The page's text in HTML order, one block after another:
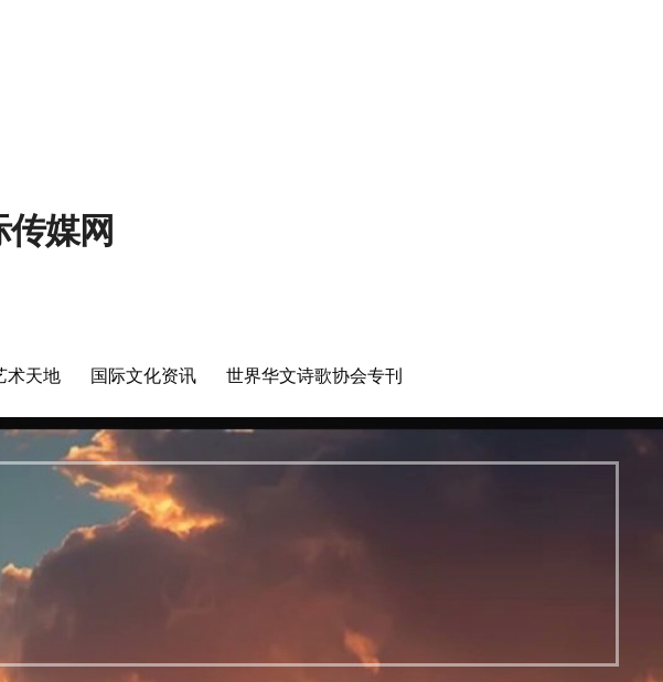
媒网
术天地 国际文化资讯 世界华文诗歌协会专刊